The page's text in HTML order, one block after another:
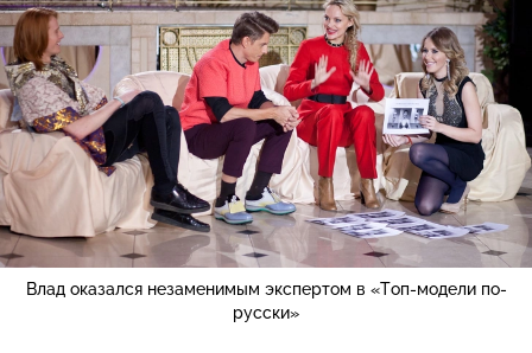
Влад оказался незаменимым экспертом в «Топ-модели по-
русски»